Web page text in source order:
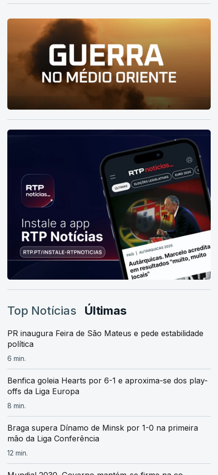
Top Notícias Últimas
PR inaugura Feira de São Mateus e pede estabilidade
política
6 min.
Benfica goleia Hearts por 6-1 e aproxima-se dos play-
offs da Liga Europa
8 min.
Braga supera Dínamo de Minsk por 1-0 na primeira
mão da Liga Conferência
12 min.